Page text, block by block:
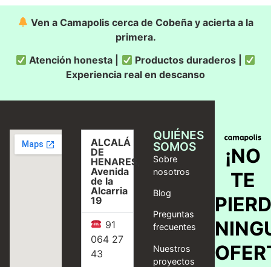
Ven a Camapolis cerca de Cobeña y acierta a la
primera.
Atención honesta |
Productos duraderos |
Experiencia real en descanso
ALCALÁ
DE
HENARES,
Avenida
de la
Alcarria
19
91
064 27
43
QUIÉNES
SOMOS
Sobre
nosotros
Blog
Preguntas
frecuentes
Nuestros
proyectos
¡NO
TE